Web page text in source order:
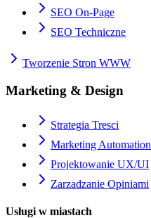
SEO On-Page
SEO Techniczne
Tworzenie Stron WWW
Marketing & Design
Strategia Tresci
Marketing Automation
Projektowanie UX/UI
Zarzadzanie Opiniami
Usługi w miastach